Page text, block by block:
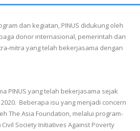
dan kegiatan, PINUS didukung oleh
donor internasional, pemerintah dan
mitra yang telah bekerjasama dengan
PINUS yang telah bekerjasama sejak
Beberapa isu yang menjadi concern
The Asia Foundation, melalui program-
Society Initiatives Against Poverty